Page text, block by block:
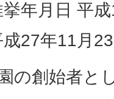
挙年月日 平
成27年11月
の創始者と